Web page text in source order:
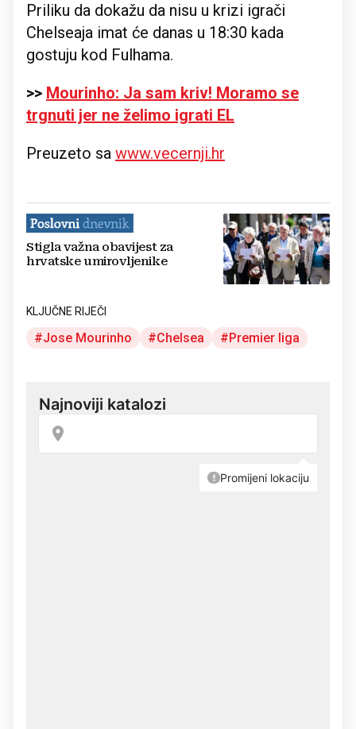
Priliku da dokažu da nisu u krizi igrači
Chelseaja imat će danas u 18:30 kada
gostuju kod Fulhama.
>> Mourinho: Ja sam kriv! Moramo se
trgnuti jer ne želimo igrati EL
Preuzeto sa www.vecernji.hr
Stigla važna obavijest za
hrvatske umirovljenike
KLJUČNE RIJEČI
Jose Mourinho Chelsea Premier liga